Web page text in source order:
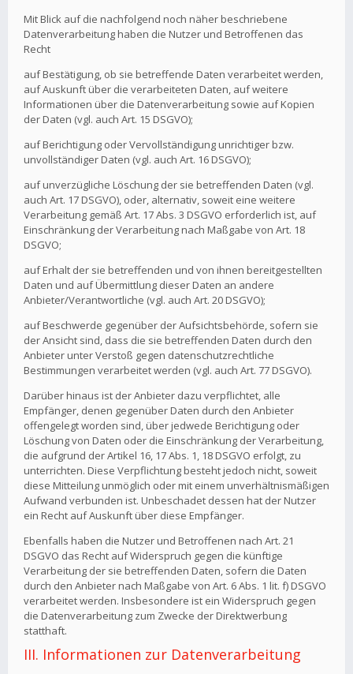
Mit Blick auf die nachfolgend noch näher beschriebene
Datenverarbeitung haben die Nutzer und Betroffenen das
Recht
auf Bestätigung, ob sie betreffende Daten verarbeitet werden,
auf Auskunft über die verarbeiteten Daten, auf weitere
Informationen über die Datenverarbeitung sowie auf Kopien
der Daten (vgl. auch Art. 15 DSGVO);
auf Berichtigung oder Vervollständigung unrichtiger bzw.
unvollständiger Daten (vgl. auch Art. 16 DSGVO);
auf unverzügliche Löschung der sie betreffenden Daten (vgl.
auch Art. 17 DSGVO), oder, alternativ, soweit eine weitere
Verarbeitung gemäß Art. 17 Abs. 3 DSGVO erforderlich ist, auf
Einschränkung der Verarbeitung nach Maßgabe von Art. 18
DSGVO;
auf Erhalt der sie betreffenden und von ihnen bereitgestellten
Daten und auf Übermittlung dieser Daten an andere
Anbieter/Verantwortliche (vgl. auch Art. 20 DSGVO);
auf Beschwerde gegenüber der Aufsichtsbehörde, sofern sie
der Ansicht sind, dass die sie betreffenden Daten durch den
Anbieter unter Verstoß gegen datenschutzrechtliche
Bestimmungen verarbeitet werden (vgl. auch Art. 77 DSGVO).
Darüber hinaus ist der Anbieter dazu verpflichtet, alle
Empfänger, denen gegenüber Daten durch den Anbieter
offengelegt worden sind, über jedwede Berichtigung oder
Löschung von Daten oder die Einschränkung der Verarbeitung,
die aufgrund der Artikel 16, 17 Abs. 1, 18 DSGVO erfolgt, zu
unterrichten. Diese Verpflichtung besteht jedoch nicht, soweit
diese Mitteilung unmöglich oder mit einem unverhältnismäßigen
Aufwand verbunden ist. Unbeschadet dessen hat der Nutzer
ein Recht auf Auskunft über diese Empfänger.
Ebenfalls haben die Nutzer und Betroffenen nach Art. 21
DSGVO das Recht auf Widerspruch gegen die künftige
Verarbeitung der sie betreffenden Daten, sofern die Daten
durch den Anbieter nach Maßgabe von Art. 6 Abs. 1 lit. f) DSGVO
verarbeitet werden. Insbesondere ist ein Widerspruch gegen
die Datenverarbeitung zum Zwecke der Direktwerbung
statthaft.
III. Informationen zur Datenverarbeitung